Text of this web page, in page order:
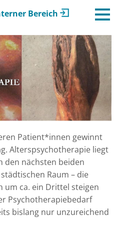
Bereich
Patient*innen gewinnt
Alterspsychotherapie liegt
den nächsten beiden
Raum – die
um ca. ein Drittel steigen
Psychotherapiebedarf
bislang nur unzureichend